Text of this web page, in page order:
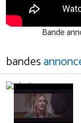
Bande
bandes